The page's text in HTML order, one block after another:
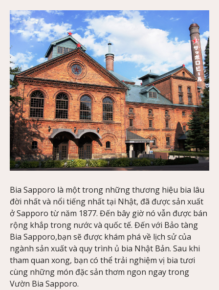
Bia Sapporo là một trong những thương hiệu bia lâu
đời nhất và nổi tiếng nhất tại Nhật, đã được sản xuất
ở Sapporo từ năm 1877. Đến bây giờ nó vẫn được bán
rộng khắp trong nước và quốc tế. Đến với Bảo tàng
Bia Sapporo,bạn sẽ được khám phá về lịch sử của
ngành sản xuất và quy trình ủ bia Nhật Bản. Sau khi
tham quan xong, bạn có thể trải nghiệm vị bia tươi
cùng những món đặc sản thơm ngon ngay trong
Vườn Bia Sapporo.